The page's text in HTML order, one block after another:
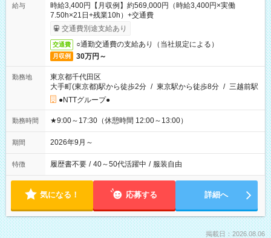
給与
時給3,400円【月収例】約569,000円（時給3,400円×実働
7.50h×21日+残業10h）+交通費
交通費別途支給あり
交通費 ○通勤交通費の支給あり（当社規定による）
月収例 30万円～
勤務地
東京都千代田区
大手町(東京都)駅から徒歩2分 / 東京駅から徒歩8分 / 三越前駅
●NTTグループ●
勤務時間 ★9:00～17:30（休憩時間 12:00～13:00）
期間 2026年9月～
特徴 履歴書不要 / 40～50代活躍中 / 服装自由
気になる！ 応募する 詳細へ
掲載日：2026.08.06